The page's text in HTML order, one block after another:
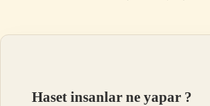
Haset insanlar ne yapar ?